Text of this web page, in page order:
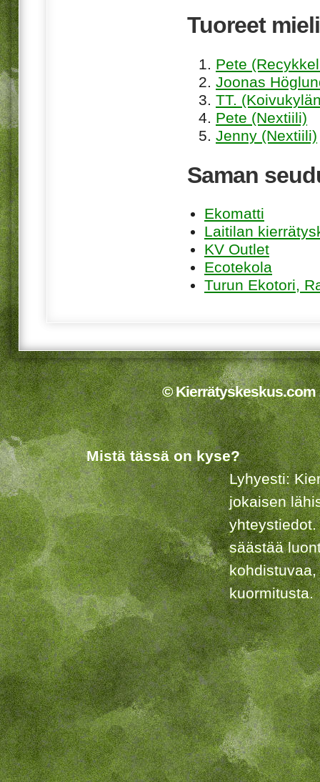
Tuoreet
Pete
Joonas
TT.
Pete (Nextiili)
Jenny (Nextiili)
Saman
Ekomatti
Laitilan
KV Outlet
Ecotekola
Turun Ekotori,
© Kierrätyskeskus.com
Mistä tässä on kyse?
Lyhyesti:
jokaisen
säästää
kuormitusta.